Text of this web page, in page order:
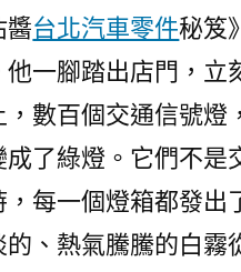
醬台北汽車零件秘笈
一腳踏出店門，立
數百個交通信號燈
了綠燈。它們不是
每一個燈箱都發出
、熱氣騰騰的白霧